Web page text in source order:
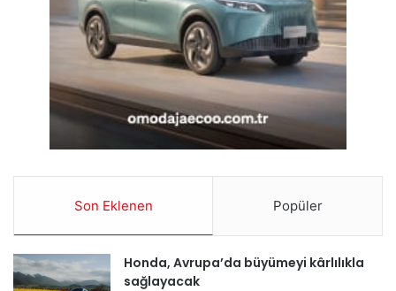
Son Eklenen Popüler
Honda, Avrupa’da büyümeyi kârlılıkla
sağlayacak